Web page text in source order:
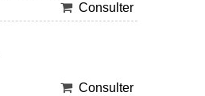
Consulter
Consulter